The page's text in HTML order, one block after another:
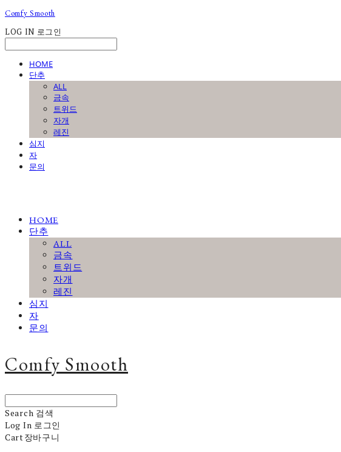
Comfy Smooth
LOG IN 로그인
HOME
단추
ALL
금속
트위드
자개
레진
심지
자
문의
HOME
단추
ALL
금속
트위드
자개
레진
심지
자
문의
Comfy Smooth
Search 검색
Log In 로그인
Cart장바구니